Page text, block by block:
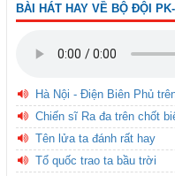
BÀI HÁT HAY VỀ BỘ ĐỘI
Hà Nội - Điện Biên Phủ
Chiến sĩ Ra đa trên chốt
Tên lửa ta đánh rất hay
Tổ quốc trao ta bầu trời